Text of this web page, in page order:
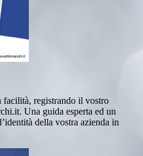
facilità, registrando il vostro
Una guida esperta ed un
della vostra azienda in